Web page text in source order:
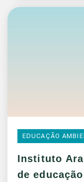
EDUCAÇÃO
Instituto
de